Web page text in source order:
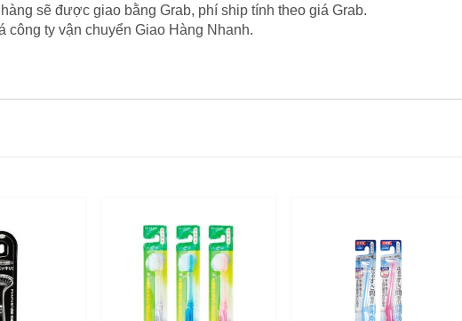
sẽ được giao bằng Grab, phí ship tính theo giá Grab.
công ty vận chuyển Giao Hàng Nhanh.